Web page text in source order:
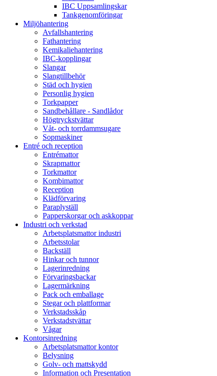
IBC Uppsamlingskar
Tankgenomföringar
Miljöhantering
Avfallshantering
Fathantering
Kemikaliehantering
IBC-kopplingar
Slangar
Slangtillbehör
Städ och hygien
Personlig hygien
Torkpapper
Sandbehållare - Sandlådor
Högtryckstvättar
Våt- och torrdammsugare
Sopmaskiner
Entré och reception
Entrémattor
Skrapmattor
Torkmattor
Kombimattor
Reception
Klädförvaring
Paraplyställ
Papperskorgar och askkoppar
Industri och verkstad
Arbetsplatsmattor industri
Arbetsstolar
Backställ
Hinkar och tunnor
Lagerinredning
Förvaringsbackar
Lagermärkning
Pack och emballage
Stegar och plattformar
Verkstadsskåp
Verkstadstvättar
Vågar
Kontorsinredning
Arbetsplatsmattor kontor
Belysning
Golv- och mattskydd
Information och Presentation